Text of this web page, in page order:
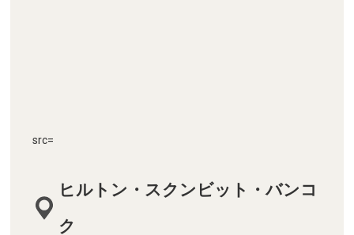
src=
ヒルトン・スクンビット・バンコ
ク